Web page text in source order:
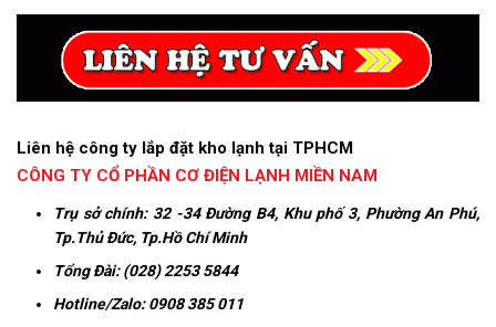
Liên hệ công ty lắp đặt kho lạnh tại TPHCM
CÔNG TY CỔ PHẦN CƠ ĐIỆN LẠNH MIỀN NAM
Trụ sở chính: 32 -34 Đường B4, Khu phố 3, Phường An Phú,
Tp.Thủ Đức, Tp.Hồ Chí Minh
Tổng Đài: (028) 2253 5844
Hotline/Zalo:0908 385 011